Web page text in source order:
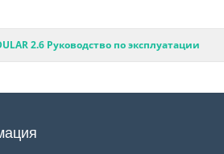
2.6 Руководство по эксплуатации